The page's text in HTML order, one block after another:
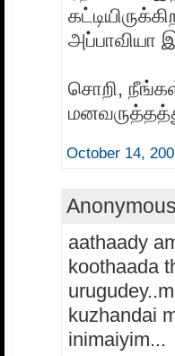
அப்பாவியா
சொறி,
October 14,
aathaady
koothaada
kuzhandai
inimaiyim...